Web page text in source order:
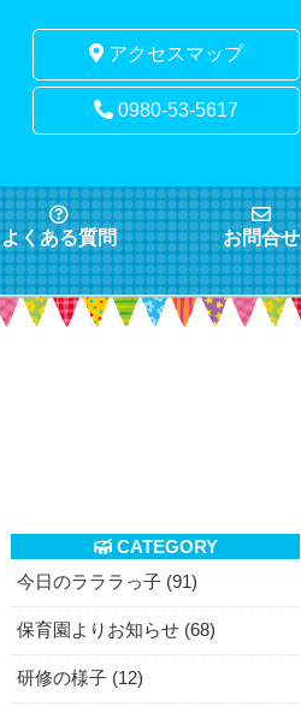
アクセスマップ
0980-53-5617
よくある質問 お問合せ
CATEGORY
今日のラララっ子 (91)
保育園よりお知らせ (68)
研修の様子 (12)